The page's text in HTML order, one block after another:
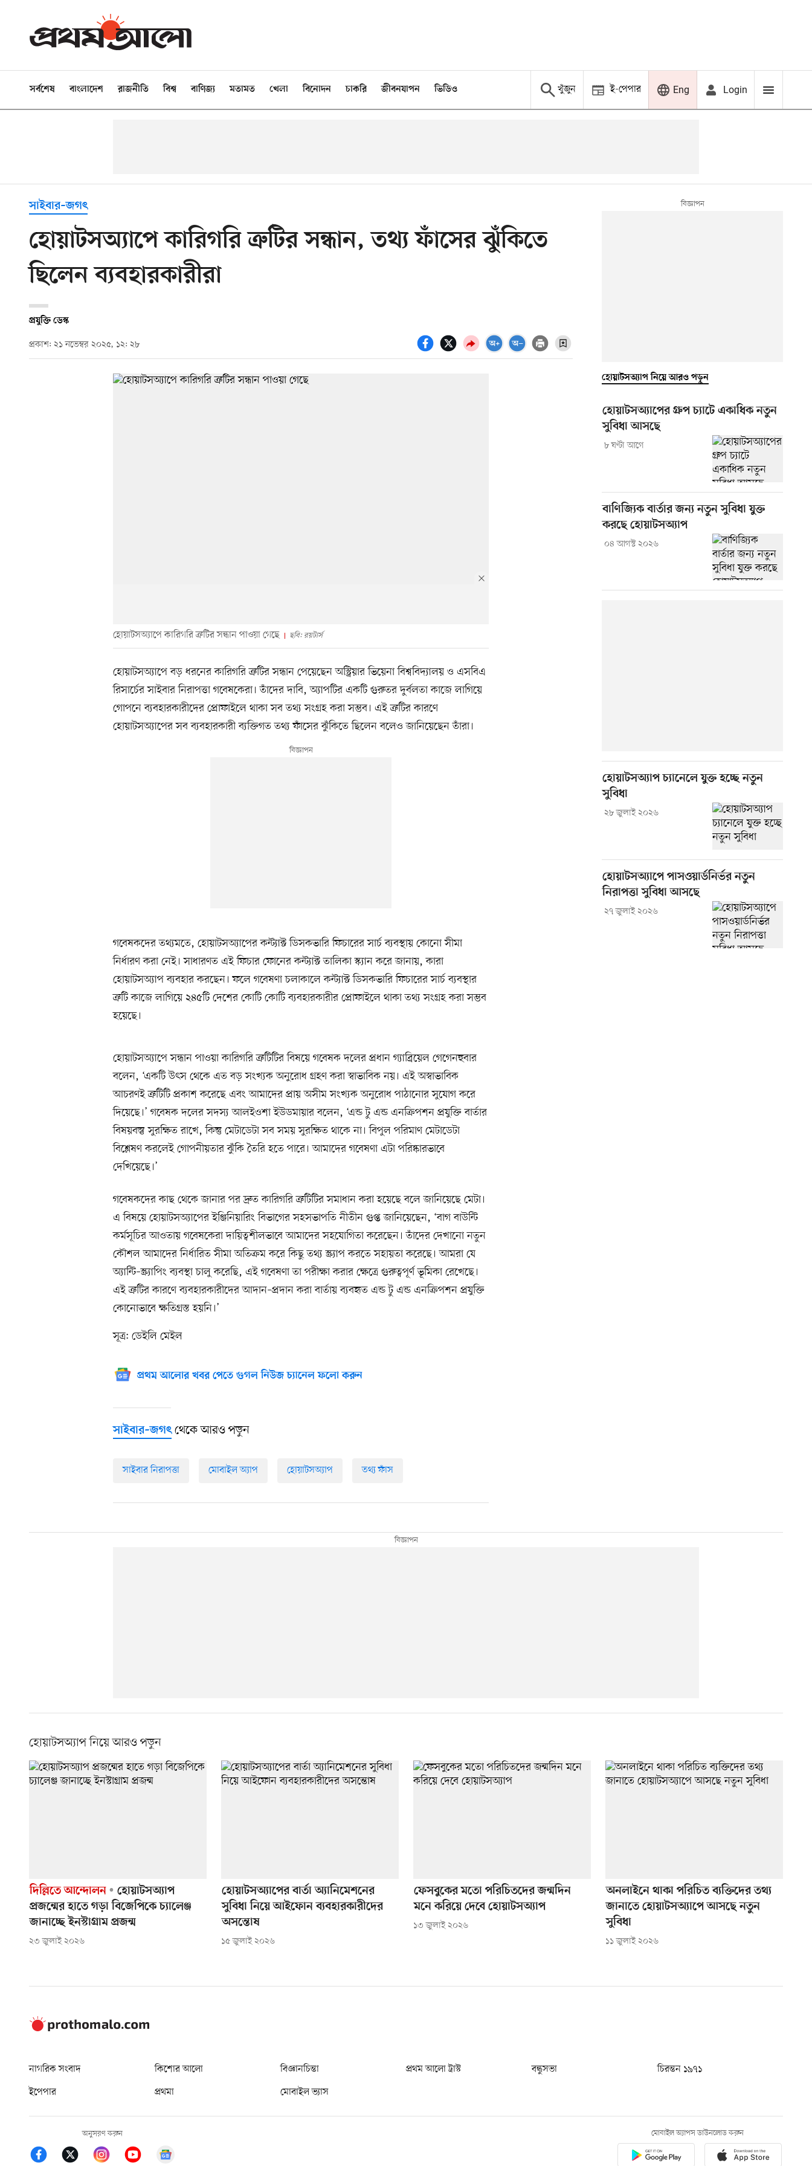
সর্বশেষ বাংলাদেশ রাজনীতি বিশ্ব বাণিজ্য মতামত খেলা বিনোদন চাকরি জীবনযাপন ভিডিও খুঁজুন ই-পেপার Eng Login
সাইবার–জগৎ
হোয়াটসঅ্যাপে কারিগরি ত্রুটির সন্ধান, তথ্য ফাঁসের ঝুঁকিতে
ছিলেন ব্যবহারকারীরা
প্রযুক্তি ডেস্ক
প্রকাশ: ২১ নভেম্বর ২০২৫, ১২: ২৮
হোয়াটসঅ্যাপে কারিগরি ত্রুটির সন্ধান পাওয়া গেছে ছবি: রয়টার্স
হোয়াটসঅ্যাপে বড় ধরনের কারিগরি ত্রুটির সন্ধান পেয়েছেন অস্ট্রিয়ার ভিয়েনা বিশ্ববিদ্যালয় ও এসবিএ
রিসার্চের সাইবার নিরাপত্তা গবেষকেরা। তাঁদের দাবি, অ্যাপটির একটি গুরুতর দুর্বলতা কাজে লাগিয়ে
গোপনে ব্যবহারকারীদের প্রোফাইলে থাকা সব তথ্য সংগ্রহ করা সম্ভব। এই ত্রুটির কারণে
হোয়াটসঅ্যাপের সব ব্যবহারকারী ব্যক্তিগত তথ্য ফাঁসের ঝুঁকিতে ছিলেন বলেও জানিয়েছেন তাঁরা।
গবেষকদের তথ্যমতে, হোয়াটসঅ্যাপের কন্ট্যাক্ট ডিসকভারি ফিচারের সার্চ ব্যবস্থায় কোনো সীমা
নির্ধারণ করা নেই। সাধারণত এই ফিচার ফোনের কন্ট্যাক্ট তালিকা স্ক্যান করে জানায়, কারা
হোয়াটসঅ্যাপ ব্যবহার করছেন। ফলে গবেষণা চলাকালে কন্ট্যাক্ট ডিসকভারি ফিচারের সার্চ ব্যবস্থার
ত্রুটি কাজে লাগিয়ে ২৪৫টি দেশের কোটি কোটি ব্যবহারকারীর প্রোফাইলে থাকা তথ্য সংগ্রহ করা সম্ভব
হয়েছে।
হোয়াটসঅ্যাপে সন্ধান পাওয়া কারিগরি ত্রুটিটির বিষয়ে গবেষক দলের প্রধান গ্যাব্রিয়েল গেগেনহুবার
বলেন, ‘একটি উৎস থেকে এত বড় সংখ্যক অনুরোধ গ্রহণ করা স্বাভাবিক নয়। এই অস্বাভাবিক
আচরণই ত্রুটিটি প্রকাশ করেছে এবং আমাদের প্রায় অসীম সংখ্যক অনুরোধ পাঠানোর সুযোগ করে
দিয়েছে।’ গবেষক দলের সদস্য আলইওশা ইউডমায়ার বলেন, ‘এন্ড টু এন্ড এনক্রিপশন প্রযুক্তি বার্তার
বিষয়বস্তু সুরক্ষিত রাখে, কিন্তু মেটাডেটা সব সময় সুরক্ষিত থাকে না। বিপুল পরিমাণ মেটাডেটা
বিশ্লেষণ করলেই গোপনীয়তার ঝুঁকি তৈরি হতে পারে। আমাদের গবেষণা এটা পরিষ্কারভাবে
দেখিয়েছে।’
গবেষকদের কাছ থেকে জানার পর দ্রুত কারিগরি ত্রুটিটির সমাধান করা হয়েছে বলে জানিয়েছে মেটা।
এ বিষয়ে হোয়াটসঅ্যাপের ইঞ্জিনিয়ারিং বিভাগের সহসভাপতি নীতীন গুপ্ত জানিয়েছেন, ‘বাগ বাউন্টি
কর্মসূচির আওতায় গবেষকেরা দায়িত্বশীলভাবে আমাদের সহযোগিতা করেছেন। তাঁদের দেখানো নতুন
কৌশল আমাদের নির্ধারিত সীমা অতিক্রম করে কিছু তথ্য স্ক্র্যাপ করতে সহায়তা করেছে। আমরা যে
অ্যান্টি–স্ক্র্যাপিং ব্যবস্থা চালু করেছি, এই গবেষণা তা পরীক্ষা করার ক্ষেত্রে গুরুত্বপূর্ণ ভূমিকা রেখেছে।
এই ত্রুটির কারণে ব্যবহারকারীদের আদান–প্রদান করা বার্তায় ব্যবহৃত এন্ড টু এন্ড এনক্রিপশন প্রযুক্তি
কোনোভাবে ক্ষতিগ্রস্ত হয়নি।’
সূত্র: ডেইলি মেইল
প্রথম আলোর খবর পেতে গুগল নিউজ চ্যানেল ফলো করুন
সাইবার–জগৎথেকে আরও পড়ুন
সাইবার নিরাপত্তা মোবাইল অ্যাপ হোয়াটসঅ্যাপ তথ্য ফাঁস
হোয়াটসঅ্যাপ নিয়ে আরও পড়ুন
হোয়াটসঅ্যাপের গ্রুপ চ্যাটে একাধিক নতুন
সুবিধা আসছে
৮ ঘণ্টা আগে
বাণিজ্যিক বার্তার জন্য নতুন সুবিধা যুক্ত
করছে হোয়াটসঅ্যাপ
০৪ আগস্ট ২০২৬
হোয়াটসঅ্যাপ চ্যানেলে যুক্ত হচ্ছে নতুন
সুবিধা
২৮ জুলাই ২০২৬
হোয়াটসঅ্যাপে পাসওয়ার্ডনির্ভর নতুন
নিরাপত্তা সুবিধা আসছে
২৭ জুলাই ২০২৬
হোয়াটসঅ্যাপ নিয়ে আরও পড়ুন
দিল্লিতে আন্দোলন
হোয়াটসঅ্যাপ
প্রজন্মের হাতে গড়া বিজেপিকে চ্যালেঞ্জ
জানাচ্ছে ইনস্টাগ্রাম প্রজন্ম
২৩ জুলাই ২০২৬
হোয়াটসঅ্যাপের বার্তা অ্যানিমেশনের
সুবিধা নিয়ে আইফোন ব্যবহারকারীদের
অসন্তোষ
১৫ জুলাই ২০২৬
ফেসবুকের মতো পরিচিতদের জন্মদিন
মনে করিয়ে দেবে হোয়াটসঅ্যাপ
১৩ জুলাই ২০২৬
অনলাইনে থাকা পরিচিত ব্যক্তিদের তথ্য
জানাতে হোয়াটসঅ্যাপে আসছে নতুন
সুবিধা
১১ জুলাই ২০২৬
নাগরিক সংবাদ কিশোর আলো বিজ্ঞানচিন্তা প্রথম আলো ট্রাস্ট বন্ধুসভা
চিরন্তন ১৯৭১
ইপেপার
প্রথমা মোবাইল ভ্যাস
অনুসরণ করুন মোবাইল অ্যাপস ডাউনলোড করুন